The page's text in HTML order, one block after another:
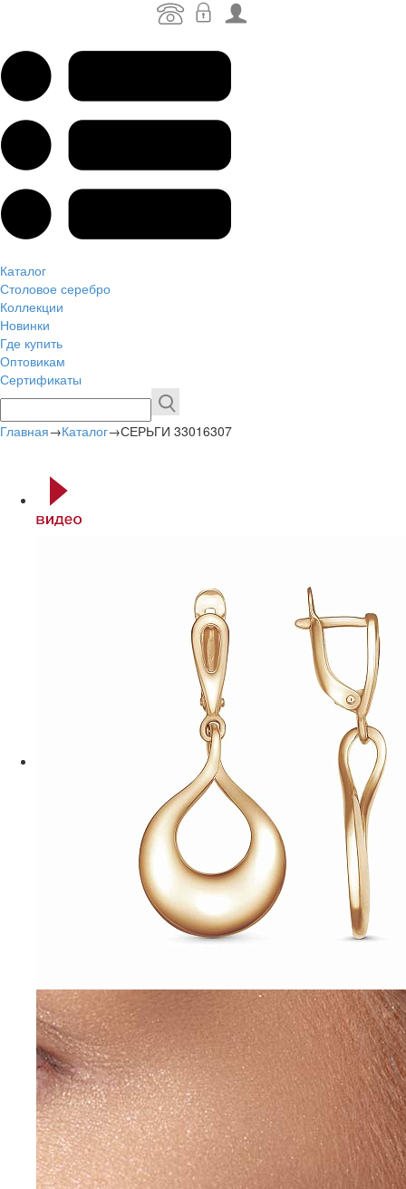
Каталог
Столовое серебро
Коллекции
Новинки
Где купить
Оптовикам
Сертификаты
Главная→Каталог→СЕРЬГИ 33016307